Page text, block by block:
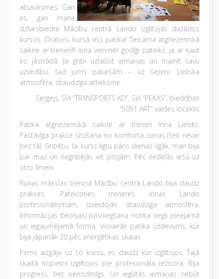
atsauksmes. Gan
es, gan mana
dzīvesbiedre Mācību centrā Lando izglītojās dažādos
kursos. Oratoru kursā viss patika! Teicama atgriezeniskā
saikne ar treneri!!! Irina vienmēr godīgi pateiks, ja ar kaut
ko jāstrādā. Ja gribi uzlabot iemaņas un mainīt savu
uzvedību, tad jums patiešām – uz šejieni. Lieliska
atmosfēra, draudzīga attieksme.
Sergejs, SIA “TRANSPORTS KD”, SIA “PEKAS”, biedrības
“5051 ART” valdes loceklis
Patika atgriezeniskā saikne ar treneri Irina Lando.
Pastāvīga prakse. Izsišana no komforta zonas (šeit nevar
bez tā). Gribētu, lai kurss ilgtu pāris dienas ilgāk, man bija
par maz un negribējās iet projām. Pēc nedēļās iešu uz
otro līmeni.
Runas mākslas treniņā Mācību centrā Lando bija daudz
prakses. Pateicoties treneres Irinas Lando
profesionālismam, izveidojās draudzīga atmosfēra.
Informācijas (teorijas) pasniegšana notika viegli pieejamā
un iegaumējamā formā. Visvairāk patika uzdevums, kur
bija jāpanāk 20 pēc enerģētikas skalas.
Pirms aizgāju uz šo kursu, es daudz kur izglītojos. Tajā
skaitā nopietni izglītojos pie profesionāla režisora. Bija
progress, bet nenozīmīgs. Un iegūtās iemaņas nebūt